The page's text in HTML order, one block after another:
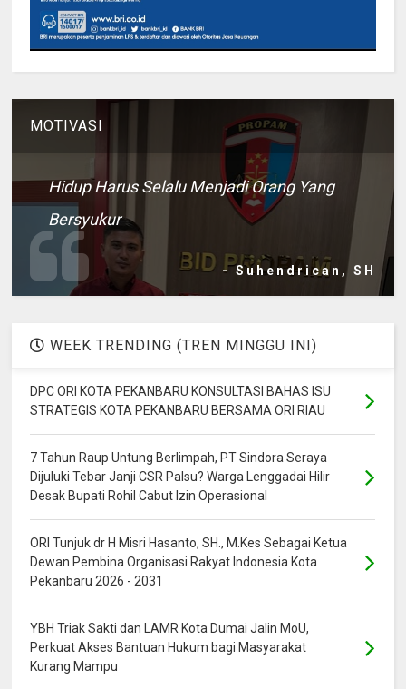
MOTIVASI
Hidup Harus Selalu Menjadi Orang Yang
Bersyukur
- Suhendrican, SH
WEEK TRENDING (TREN MINGGU INI)
DPC ORI KOTA PEKANBARU KONSULTASI BAHAS ISU
STRATEGIS KOTA PEKANBARU BERSAMA ORI RIAU
7 Tahun Raup Untung Berlimpah, PT Sindora Seraya
Dijuluki Tebar Janji CSR Palsu? Warga Lenggadai Hilir
Desak Bupati Rohil Cabut Izin Operasional
ORI Tunjuk dr H Misri Hasanto, SH., M.Kes Sebagai Ketua
Dewan Pembina Organisasi Rakyat Indonesia Kota
Pekanbaru 2026 - 2031
YBH Triak Sakti dan LAMR Kota Dumai Jalin MoU,
Perkuat Akses Bantuan Hukum bagi Masyarakat
Kurang Mampu